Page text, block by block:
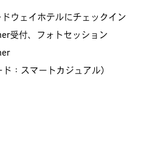
ェイホテルにチェックイン
付、フォトセッション
ートカジュアル）